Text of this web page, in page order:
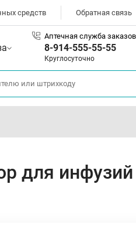
средств Обратная связь
Аптечная служба
8-914-555-55-55
Круглосуточно
для